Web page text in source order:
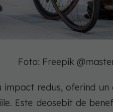
Foto: Freepik
impact redus, oferind
Este deosebit de